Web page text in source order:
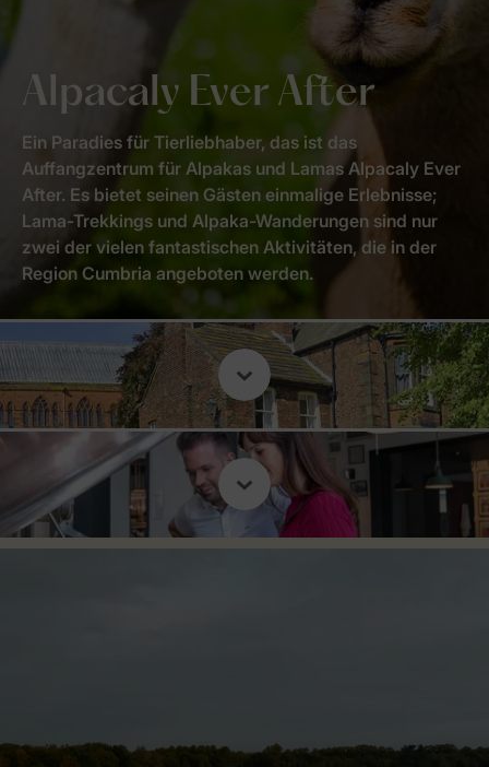
Alpacaly Ever After
Ein Paradies für Tierliebhaber, das ist das
Auffangzentrum für Alpakas und Lamas Alpacaly Ever
After. Es bietet seinen Gästen einmalige Erlebnisse;
Lama-Trekkings und Alpaka-Wanderungen sind nur
zwei der vielen fantastischen Aktivitäten, die in der
Region Cumbria angeboten werden.